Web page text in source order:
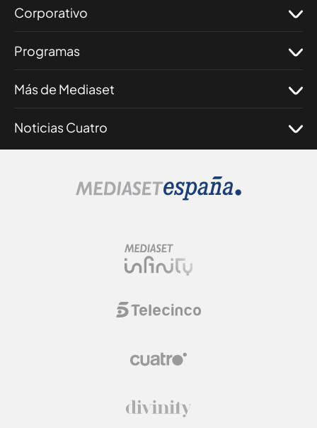
Corporativo
Programas
Más de Mediaset
Noticias Cuatro